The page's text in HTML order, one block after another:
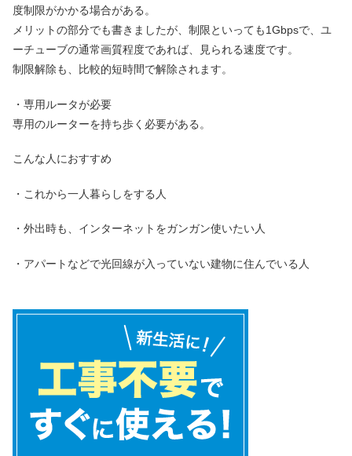
度制限がかかる場合がある。
メリットの部分でも書きましたが、制限といっても1Gbpsで、ユ
ーチューブの通常画質程度であれば、見られる速度です。
制限解除も、比較的短時間で解除されます。
・専用ルータが必要
専用のルーターを持ち歩く必要がある。
こんな人におすすめ
・これから一人暮らしをする人
・外出時も、インターネットをガンガン使いたい人
・アパートなどで光回線が入っていない建物に住んでいる人